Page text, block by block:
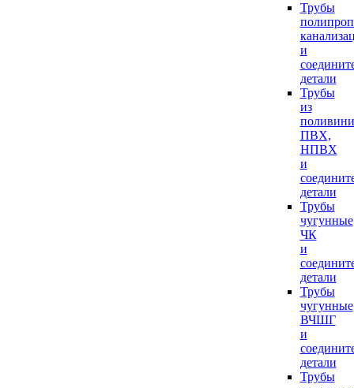
Трубы
и
детали
Трубы
из
ПВХ,
НПВХ
и
детали
Трубы
чугунные
ЧК
и
детали
Трубы
чугунные
ВЧШГ
и
детали
Трубы